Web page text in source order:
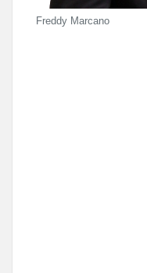
Freddy Marcano